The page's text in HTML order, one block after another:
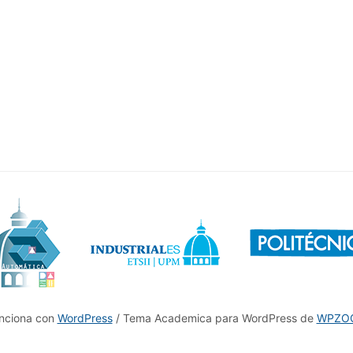
con WordPress/ Tema Academica para WordPress de